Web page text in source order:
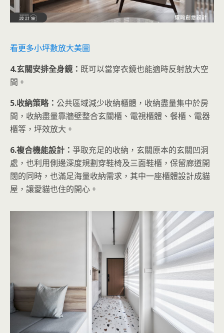
看更多小坪數放大美圖
4.玄關安排全身鏡： 既可以當穿衣鏡也能適時反射放大空
間。
5.收納策略： 公共區域減少收納櫃體，收納盡量集中於房
間，收納盡量靠牆壁整合玄關櫃、電視櫃體、餐櫃、電器
櫃等，坪效放大。
6.複合機能設計： 爭取充足的收納，玄關原本的玄關凹洞
處，也利用側邊深度規劃穿鞋椅及三面鞋櫃，保留廊道開
闊的同時，也滿足海量收納需求，其中一座櫃體設計成貓
屋，讓愛貓也住的開心。